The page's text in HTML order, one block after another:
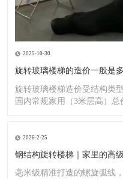
2025-10-30
旋转玻璃楼梯的造价一般是
旋转玻璃楼梯造价受结构类
国内常规家用（3米层高）
2026-2-25
钢结构旋转楼梯｜家里的高
毫米级精准打造的螺旋弧线